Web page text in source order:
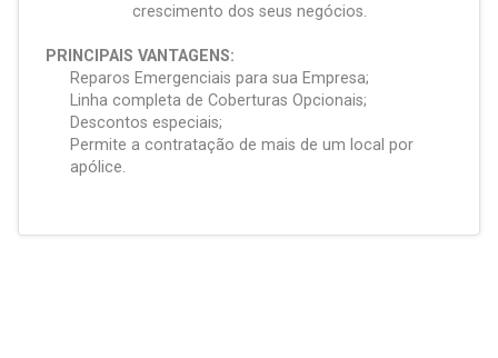
crescimento dos seus negócios.
PRINCIPAIS VANTAGENS:
Reparos Emergenciais para sua Empresa;
Linha completa de Coberturas Opcionais;
Descontos especiais;
Permite a contratação de mais de um local por
apólice.